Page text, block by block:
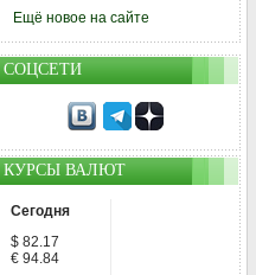
Ещё новое на сайте
СОЦСЕТИ
КУРСЫ ВАЛЮТ
Сегодня
$ 82.17
€ 94.84